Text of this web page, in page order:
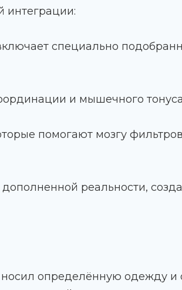
интеграции:
специально
и мышечного
помогают мозгу
дополненной реальности,
определённую одежду и